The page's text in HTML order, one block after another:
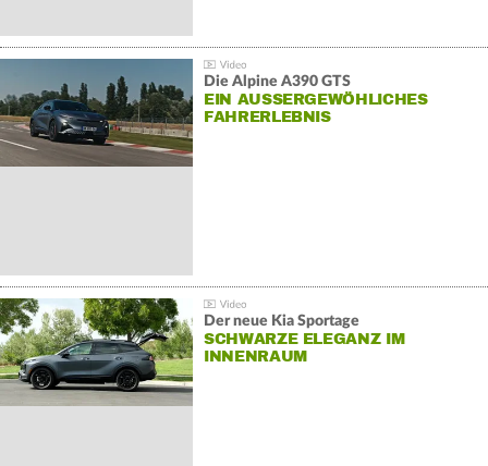
Die Alpine A390 GTS
EIN AUSSERGEWÖHLICHES F
AHRERLEBNIS
Der neue Kia Sportage
SCHWARZE ELEGANZ IM
INNENRAUM